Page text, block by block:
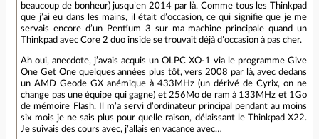
beaucoup de bonheur) jusqu’en 2014 par là. Comme tous les Thinkpad
que j’ai eu dans les mains, il était d’occasion, ce qui signifie que je me
servais encore d’un Pentium 3 sur ma machine principale quand un
Thinkpad avec Core 2 duo inside se trouvait déjà d’occasion à pas cher.
Ah oui, anecdote, j’avais acquis un OLPC XO-1 via le programme Give
One Get One quelques années plus tôt, vers 2008 par là, avec dedans
un AMD Geode GX anémique à 433MHz (un dérivé de Cyrix, on ne
change pas une équipe qui gagne) et 256Mo de ram à 133MHz et 1Go
de mémoire Flash. Il m’a servi d’ordinateur principal pendant au moins
six mois je ne sais plus pour quelle raison, délaissant le Thinkpad X22.
Je suivais des cours avec, j’allais en vacance avec…